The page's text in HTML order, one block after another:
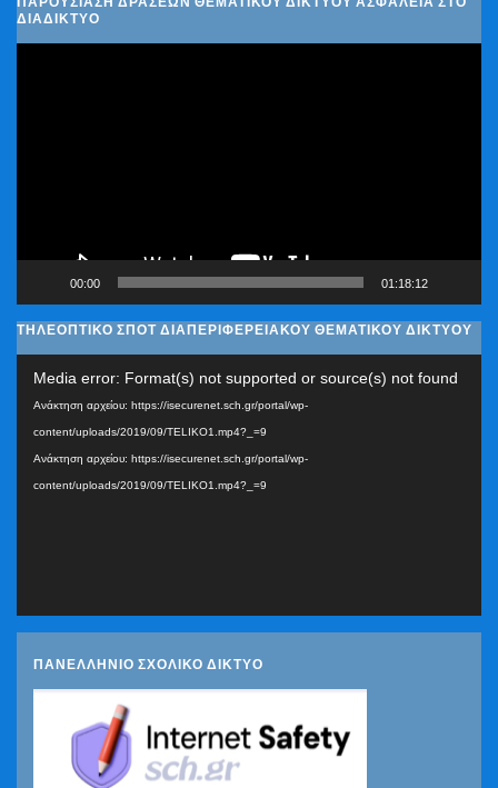
ΔΙΑΔΊΚΤΥΟ
00:00 01:18:12
ΤΗΛΕΟΠΤΙΚΟ ΣΠΟΤ ΔΙΑΠΕΡΙΦΕΡΕΙΑΚΟΥ ΘΕΜΑΤΙΚΟΥ ΔΙΚΤΥΟΥ
Media error: Format(s) not supported or source(s) not found
Ανάκτηση αρχείου: https://isecurenet.sch.gr/portal/wp-
content/uploads/2019/09/TELIKO1.mp4?_=9
Ανάκτηση αρχείου: https://isecurenet.sch.gr/portal/wp-
content/uploads/2019/09/TELIKO1.mp4?_=9
ΠΑΝΕΛΛΗΝΙΟ ΣΧΟΛΙΚΟ ΔΙΚΤΥΟ